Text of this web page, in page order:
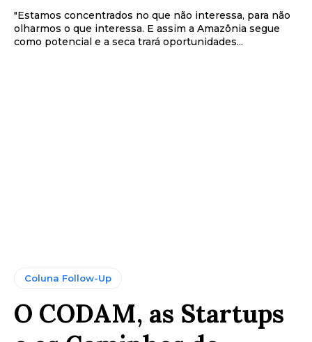
"Estamos concentrados no que não interessa, para não
olharmos o que interessa. E assim a Amazônia segue
como potencial e a seca trará oportunidades...
Coluna Follow-Up
O CODAM, as Startups